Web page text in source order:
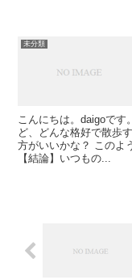
未分類
こんにちは。daigoです
ど、どんな格好で散歩
方がいいかな？ このよ
【結論】いつもの...